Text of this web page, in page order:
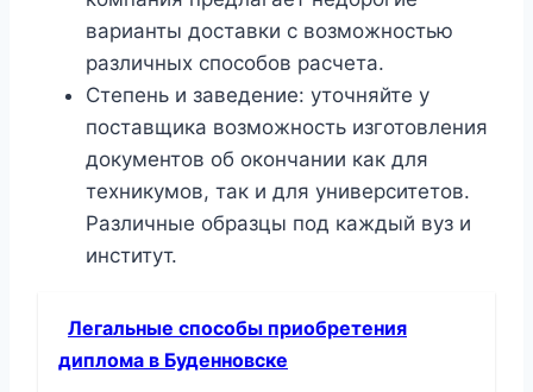
варианты доставки с возможностью
различных способов расчета.
Степень и заведение: уточняйте у
поставщика возможность изготовления
документов об окончании как для
техникумов, так и для университетов.
Различные образцы под каждый вуз и
институт.
Легальные способы приобретения
диплома в Буденновске